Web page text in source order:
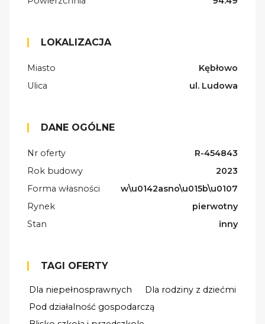
LOKALIZACJA
Miasto
Kębłowo
Ulica
ul. Ludowa
DANE OGÓLNE
Nr oferty
R-454843
Rok budowy
2023
Forma własności
w\u0142asno\u015b\u0107
Rynek
pierwotny
Stan
inny
TAGI OFERTY
Dla niepełnosprawnych
Dla rodziny z dziećmi
Pod działalność gospodarczą